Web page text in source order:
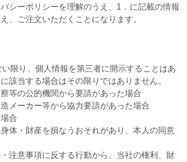
シーポリシーを理解のうえ、1．に記載の情報
、ご注文いただくことになります。
限り、個人情報を第三者に開示することはあ
該当する場合はその限りではありません。
の公的機関から要請があった場合
ーカー等から協力要請があった場合
合
・財産を損なうおそれがあり、本人の同意
意事項に反する行動から、当社の権利、財